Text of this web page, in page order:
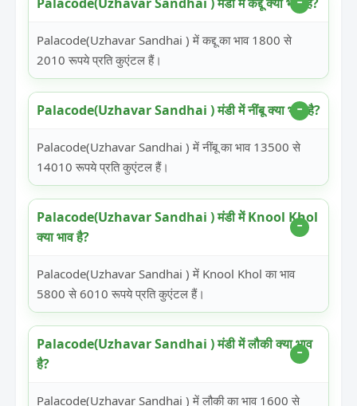
Palacode(Uzhavar Sandhai ) में कद्दू का भाव 1800 से
2010 रूपये प्रति कुएंटल हैं।
Palacode(Uzhavar Sandhai ) मंडी में नींबू क्या भाव है?
Palacode(Uzhavar Sandhai ) में नींबू का भाव 13500 से
14010 रूपये प्रति कुएंटल हैं।
Palacode(Uzhavar Sandhai ) मंडी में Knool Khol
क्या भाव है?
Palacode(Uzhavar Sandhai ) में Knool Khol का भाव
5800 से 6010 रूपये प्रति कुएंटल हैं।
Palacode(Uzhavar Sandhai ) मंडी में लौकी क्या भाव
है?
Palacode(Uzhavar Sandhai ) में लौकी का भाव 1600 से